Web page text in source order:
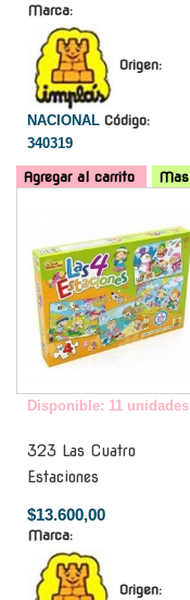
Marca:
Origen:
NACIONAL Código:
340319
Agregar al carrito Mas
Disponible: 11 unidades
323 Las Cuatro
Estaciones
$13.600,00
Marca:
Origen: